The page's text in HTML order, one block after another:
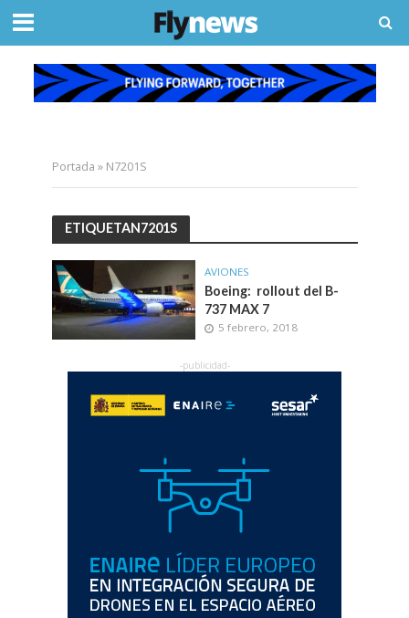
Portada » N7201S
ETIQUETAN7201S
AVIONES
Boeing: rollout del B-
737 MAX 7
5 febrero, 2018